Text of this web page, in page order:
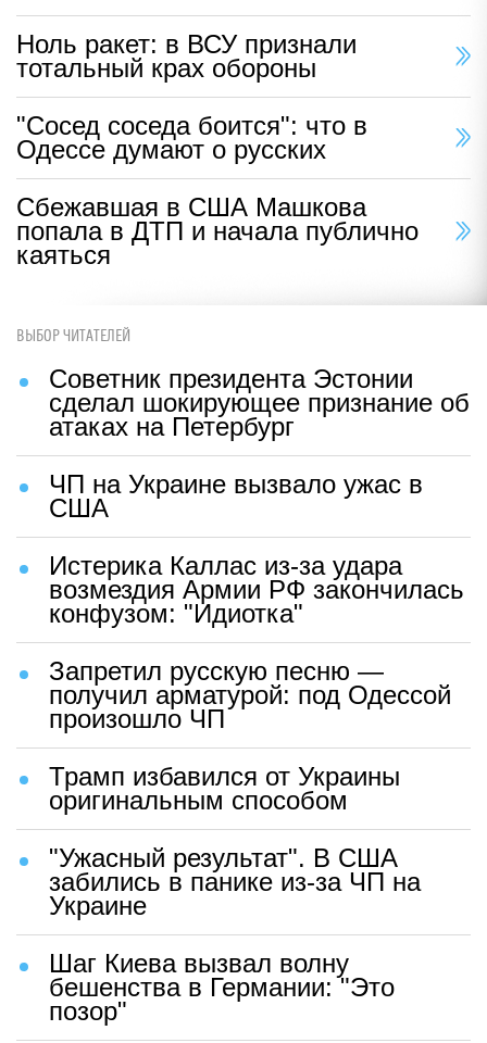
Ноль ракет: в ВСУ признали
тотальный крах обороны
"Сосед соседа боится": что в
Одессе думают о русских
Сбежавшая в США Машкова
попала в ДТП и начала публично
каяться
ВЫБОР ЧИТАТЕЛЕЙ
Советник президента Эстонии
сделал шокирующее признание об
атаках на Петербург
ЧП на Украине вызвало ужас в
США
Истерика Каллас из-за удара
возмездия Армии РФ закончилась
конфузом: "Идиотка"
Запретил русскую песню —
получил арматурой: под Одессой
произошло ЧП
Трамп избавился от Украины
оригинальным способом
"Ужасный результат". В США
забились в панике из-за ЧП на
Украине
Шаг Киева вызвал волну
бешенства в Германии: "Это
позор"